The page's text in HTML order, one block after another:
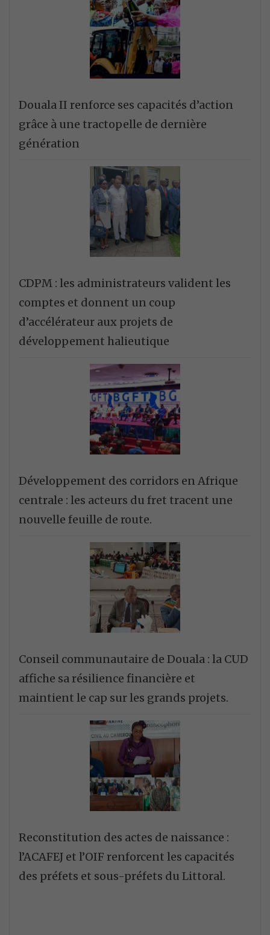
Douala II renforce ses capacités d’action
grâce à une tractopelle de dernière
génération
CDPM : les administrateurs valident les
comptes et donnent un coup
d’accélérateur aux projets de
développement halieutique
Développement des corridors en Afrique
centrale : les acteurs du fret tracent une
nouvelle feuille de route.
Conseil communautaire de Douala : la CUD
affiche sa résilience financière et
maintient le cap sur les grands projets.
Reconstitution des actes de naissance :
l’ACAFEJ et l’OIF renforcent les capacités
des préfets et sous-préfets du Littoral.